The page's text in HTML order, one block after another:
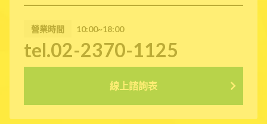
營業時間 10:00~18:00
tel.02-2370-1125
線上諮詢表